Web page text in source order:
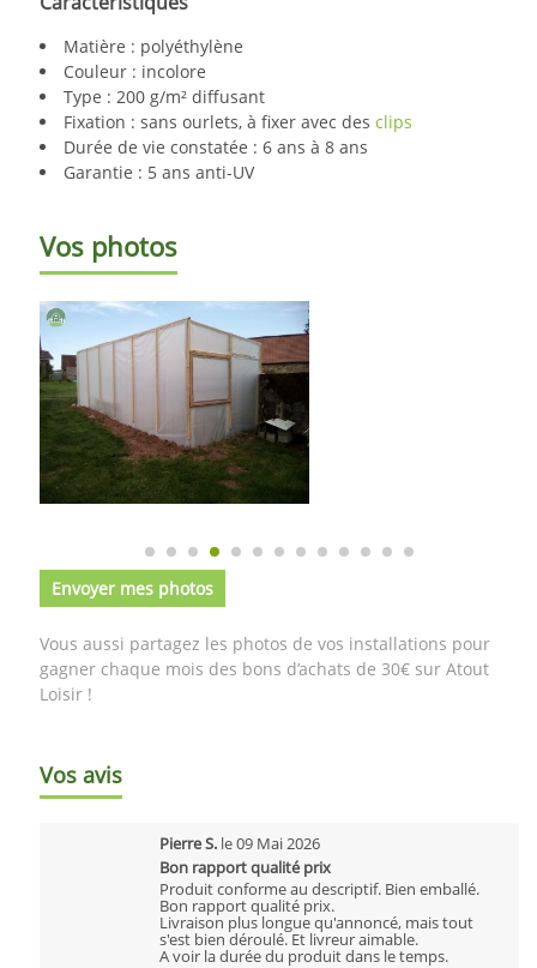
Matière : polyéthylène
Couleur : incolore
Type : 200 g/m² diffusant
Fixation : sans ourlets, à fixer avec des clips
Durée de vie constatée : 6 ans à 8 ans
Garantie : 5 ans anti-UV
Vos photos
Envoyer mes photos
Vous aussi partagez les photos de vos installations pour
gagner chaque mois des bons d’achats de 30€ sur Atout
Loisir !
Vos avis
Pierre S. le09 Mai 2026
Bon rapport qualité prix
Produit conforme au descriptif. Bien emballé.
Bon rapport qualité prix.
Livraison plus longue qu'annoncé, mais tout
s'est bien déroulé. Et livreur aimable.
A voir la durée du produit dans le temps.